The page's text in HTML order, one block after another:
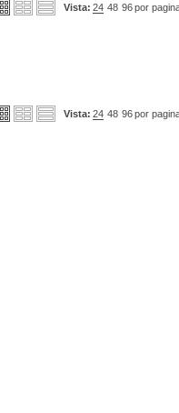
Vista: 24 48 96por
Vista: 24 48 96por